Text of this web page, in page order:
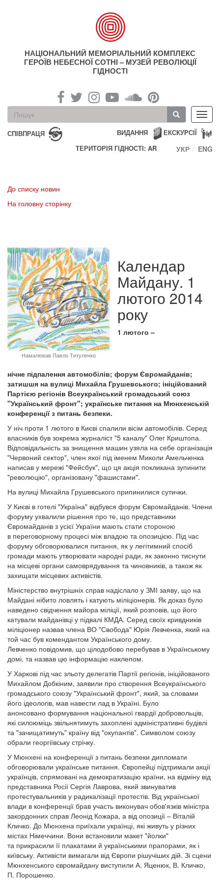
НАЦІОНАЛЬНИЙ МЕМОРІАЛЬНИЙ КОМПЛЕКС
ГЕРОЇВ НЕБЕСНОЇ СОТНІ – МУЗЕЙ РЕВОЛЮЦІЇ
ГІДНОСТІ
Пошукова
форма
Пошук
СПІВПРАЦЯ ЕКСКУРСІЇ
ВИДАННЯ
ТЕРИТОРІЯ ГІДНОСТІ: AR
УКР ENG
До списку новин
На головну сторінку
Намалював Павло Титуленко
Календар
Майдану. 1
лютого 2014
року
1 лютого –
нічне підпалення автомобілів; форум Євромайданів;
затишшя на вулиці Михайла Грушевського; ініційований
Партією регіонів Всеукраїнський громадський союз
"Український фронт"; українське питання на Мюнхенській
конференції з питань безпеки.
У ніч проти 1 лютого в Києві спалили вісім автомобілів. Серед
власників був зокрема журналіст "5 каналу" Олег Криштопа.
Відповідальність за знищення машин узяла на себе організація
"Червоний сектор", член якої під іменем Миколи Амельченка
написав у мережі "Фейсбук", що ця акція покликана зупинити
"революцію", організовану "фашистами".
На вулиці Михайла Грушевського припинилися сутички.
У Києві в готелі "Україна" відбувся форум Євромайданів. Члени
форуму ухвалили рішення про те, що представники
Євромайданів з усієї України мають стати стороною
в переговорному процесі між владою та опозицією. Під час
форуму обговорювалися питання, як у легітимний спосіб
громади мають утворювати народні ради, як законно тиснути
на місцеві органи самоврядування та чиновників, а також як
захищати місцевих активістів.
Міністерство внутрішніх справ надіслало у ЗМІ заяву, що на
Майдані нібито ловлять і катують міліціонерів. Як доказ було
наведено свідчення майора міліції, який розповів, що його
катували майданівці у підвалі КМДА. Серед своїх кривдників
міліціонер назвав члена ВО "Свобода" Юрія Левченка, який на
той час був комендантом Українського дому.
Левченко повідомив, що цілодобово перебував в Українському
домі, та назвав цю інформацію наклепом.
У Харкові під час зльоту делегатів Партії регіонів, ініційованого
Михайлом Добкіним, заявили про створення Всеукраїнського
громадського союзу "Український фронт", який, за словами
його ідеологів, мав навести лад в Україні. Було
анонсовано формування національної гвардії добровольців,
які силоюміць звільнятимуть захоплені адміністративні будівлі
та "зачищатимуть" країну від "окупантів". Символом союзу
обрали георгіївську стрічку.
У Мюнхені на конференції з питань безпеки дипломати
обговорювали українське питання. Європейці підтримали акції
українців, спрямовані на демократизацію країни, на відміну від
представника Росії Сергія Лаврова, який звинуватив
протестувальників у радикалізації протестів. Від української
влади в конференції брав участь виконувач обов'язків міністра
закордонних справ Леонід Кожара, а від опозиції – Віталій
Кличко. До Мюнхена приїхали українці, які живуть у різних
містах Німеччини. Вони встановили макет "йолки"
та прикрасили її плакатами й українськими прапорами, як і
київську. Активісти вимагали від Європи рішучіших дій. Зі сцени
Мюнхенського євромайдану виступили А. Яценюк, В. Кличко,
П. Порошенко.